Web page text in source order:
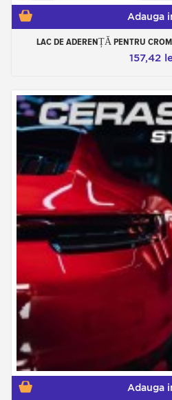
Adauga
LAC DE ADERENȚĂ PENTRU
157,42
Adauga